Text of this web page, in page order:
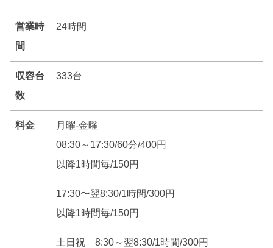
営業時
間
24時間
収容台
数
333台
料金
月曜-金曜
08:30～17:30/60分/400円
以降1時間毎/150円
17:30〜翌8:30/1時間/300円
以降1時間毎/150円
土日祝 8:30～翌8:30/1時間/300円